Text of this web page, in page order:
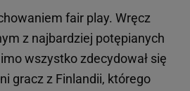
fair play. Wręcz
z najbardziej potępianych
wszystko zdecydował się
gracz z Finlandii, którego